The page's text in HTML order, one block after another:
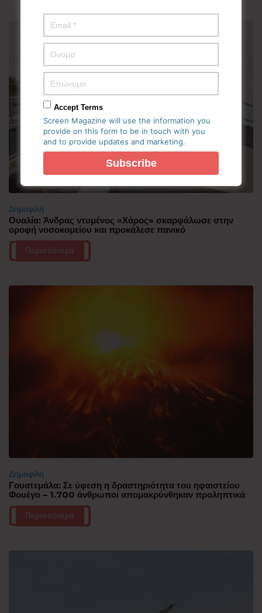
Δημοφιλή
Ουαλία: Άνδρας ντυμένος «Χάρος» σκαρφάλωσε στην
οροφή νοσοκομείου και προκάλεσε πανικό
Περισσότερα
Δημοφιλή
Γουατεμάλα: Σε ύφεση η δραστηριότητα του ηφαιστείου
Φουέγο – 1.700 άνθρωποι απομακρύνθηκαν προληπτικά
Περισσότερα
Accept Terms
Screen Magazine will use the information you
provide on this form to be in touch with you
and to provide updates and marketing.